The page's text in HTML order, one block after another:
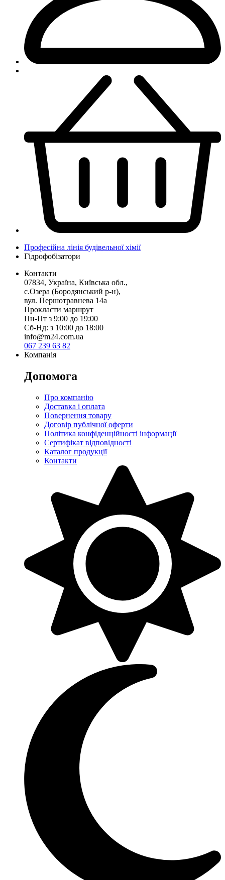
Професійна лінія будівельної хімії
Гідрофобізатори
Контакти
07834, Україна, Київська обл.,
с.Озера (Бородянський р-н),
вул. Першотравнева 14а
Прокласти маршрут
Пн-Пт з 9:00 до 19:00
Сб-Нд: з 10:00 до 18:00
info@m24.com.ua
067 239 63 82
Компанія
Допомога
Про компанію
Доставка і оплата
Повернення товару
Договір публічної оферти
Політика конфіденційності інформації
Сертифікат відповідності
Каталог продукції
Контакти